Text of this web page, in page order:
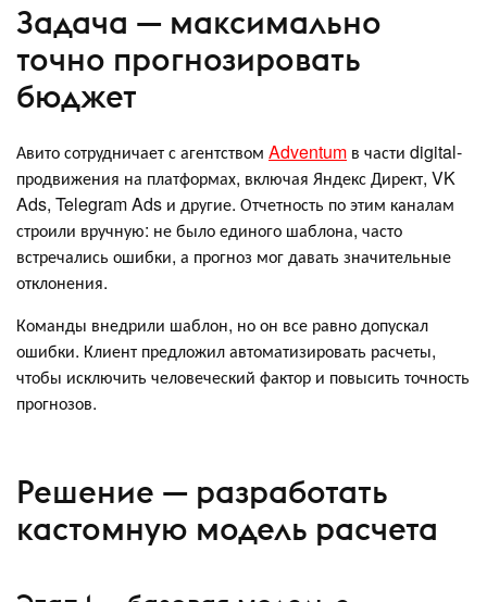
Задача — максимально
точно прогнозировать
бюджет
Авито сотрудничает с агентством Adventum в части digital-
продвижения на платформах, включая Яндекс Директ, VK
Ads, Telegram Ads и другие. Отчетность по этим каналам
строили вручную: не было единого шаблона, часто
встречались ошибки, а прогноз мог давать значительные
отклонения.
Команды внедрили шаблон, но он все равно допускал
ошибки. Клиент предложил автоматизировать расчеты,
чтобы исключить человеческий фактор и повысить точность
прогнозов.
Решение — разработать
кастомную модель расчета